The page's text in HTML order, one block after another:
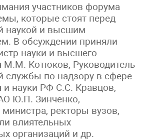
участников форума
которые стоят перед
наукой и высшим
В обсуждении приняли
науки и высшего
М.М. Котюков, Руководитель
службы по надзору в сфере
и науки РФ С.С. Кравцов,
Ю.П. Зинченко,
министра, ректоры вузов,
влиятельных
организаций и др.